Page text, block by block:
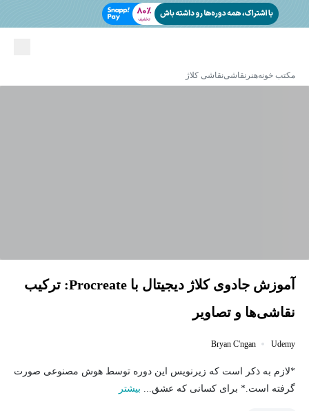
مکتب خونههنر نقاشینقاشی کلاژ
آموزش جادوی کلاژ دیجیتال با Procreate: ترکیب
نقاشی‌ها و تصاویر
Udemy
Bryan C'ngan
*لازم به ذکر است که زیرنویس این دوره توسط هوش مصنوعی صورت
گرفته است.* برای کسانی که عشق... بیشتر